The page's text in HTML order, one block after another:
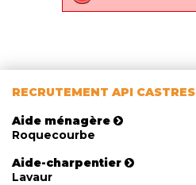
RECRUTEMENT API CASTRES
Aide ménagère
Roquecourbe
Aide-charpentier
Lavaur